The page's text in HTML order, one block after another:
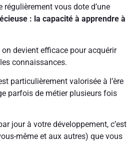
régulièrement vous dote d’une
: la capacité à apprendre à
devient efficace pour acquérir
connaissances.
particulièrement valorisée à l’ère
parfois de métier plusieurs fois
jour à votre développement, c’est
même et aux autres) que vous